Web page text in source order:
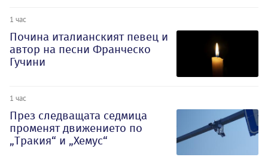
1 час
Почина италианският певец и
автор на песни Франческо
Гучини
1 час
През следващата седмица
променят движението по
„Тракия“ и „Хемус“